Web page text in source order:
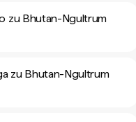
zu Bhutan-Ngultrum
zu Bhutan-Ngultrum